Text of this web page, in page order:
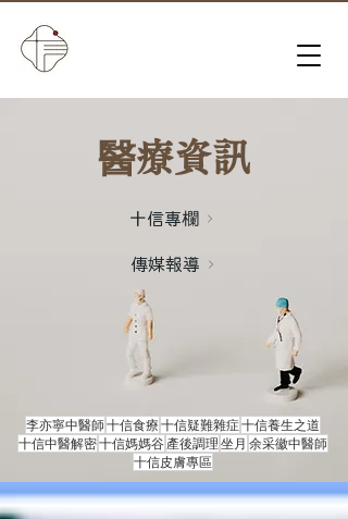
​醫療資訊
十信專欄
傳媒報導
李亦寧中醫師十信食療十信疑難雜症十信養生之道
十信中醫解密十信媽媽谷 產後調理 坐月 余采徽中醫師
十信皮膚專區